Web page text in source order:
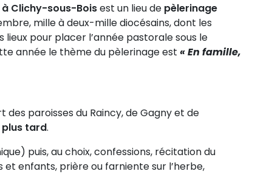
Clichy-sous-Boisest un lieu de pèlerinage
mille à deux-mille diocésains, dont les
pour placer l’année pastorale sous le
année le thème du pèlerinage est « En famille,
paroisses du Raincy, de Gagny et de
plus tard.
puis, au choix, confessions, récitation du
enfants, prière ou farniente sur l’herbe,